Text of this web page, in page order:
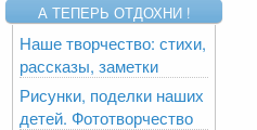
А ТЕПЕРЬ ОТДОХНИ !
Наше творчество: стихи,
рассказы, заметки
Рисунки, поделки наших
детей. Фототворчество